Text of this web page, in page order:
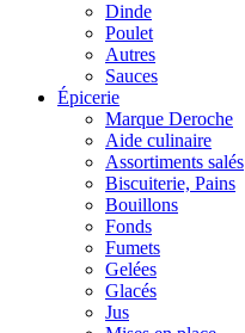
Dinde
Poulet
Autres
Sauces
Épicerie
Marque Deroche
Aide culinaire
Assortiments salés
Biscuiterie, Pains
Bouillons
Fonds
Fumets
Gelées
Glacés
Jus